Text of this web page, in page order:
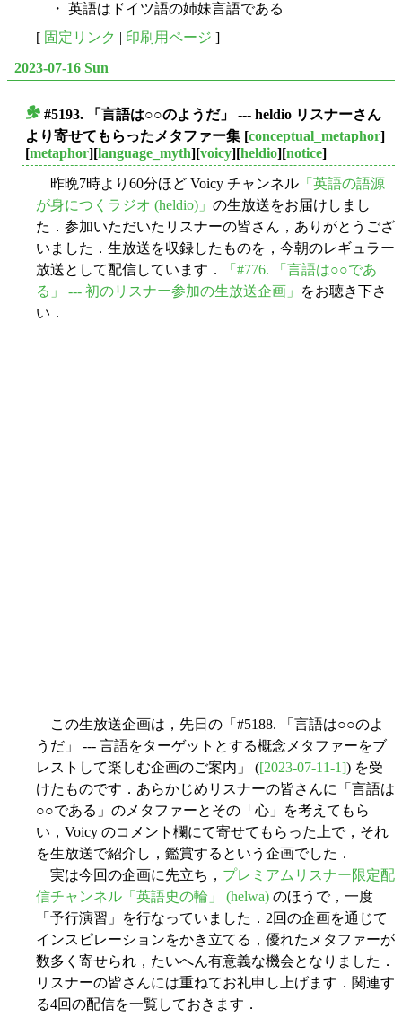
・ 英語はドイツ語の姉妹言語である
[ 固定リンク | 印刷用ページ ]
2023-07-16 Sun
#5193. 「言語は○○のようだ」 --- heldio リスナーさん
より寄せてもらったメタファー集 [conceptual_metaphor]
[metaphor][language_myth][voicy][heldio][notice]
昨晩7時より60分ほど Voicy チャンネル 「英語の語源
が身につくラジオ (heldio)」 の生放送をお届けしまし
た．参加いただいたリスナーの皆さん，ありがとうござ
いました．生放送を収録したものを，今朝のレギュラー
放送として配信しています．
「#776. 「言語は○○であ
る」 --- 初のリスナー参加の生放送企画」
をお聴き下さ
い．
この生放送企画は，先日の「#5188. 「言語は○○のよ
うだ」 --- 言語をターゲットとする概念メタファーをブ
レストして楽しむ企画のご案内」 ([2023-07-11-1]) を受
けたものです．あらかじめリスナーの皆さんに「言語は
○○である」のメタファーとその「心」を考えてもら
い，Voicy のコメント欄にて寄せてもらった上で，それ
を生放送で紹介し，鑑賞するという企画でした．
実は今回の企画に先立ち， プレミアムリスナー限定配
信チャンネル「英語史の輪」 (helwa) のほうで，一度
「予行演習」を行なっていました．2回の企画を通じて
インスピレーションをかき立てる，優れたメタファーが
数多く寄せられ，たいへん有意義な機会となりました．
リスナーの皆さんには重ねてお礼申し上げます．関連す
る4回の配信を一覧しておきます．